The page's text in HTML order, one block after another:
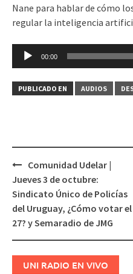
Nane para hablar de cómo
regular la inteligencia
Reproductor
audio
00:00
PUBLICADO EN AUDIOS
Navegación
de
entradas
Comunidad Udelar |
Jueves 3 de octubre:
Sindicato Único de Policías
del Uruguay, ¿Cómo votar el
27? y Semaradio de JMG
UNI RADIO EN VIVO